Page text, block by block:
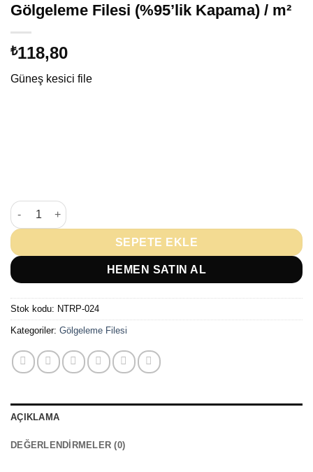
Gölgeleme Filesi (%95’lik Kapama) / m²
₺118,80
Güneş kesici file
Gölgeleme Filesi (%95'lik Kapama) / m² adet
SEPETE EKLE
HEMEN SATIN AL
Stok kodu: NTRP-024
Kategoriler: Gölgeleme Filesi
AÇIKLAMA
DEĞERLENDIRMELER (0)